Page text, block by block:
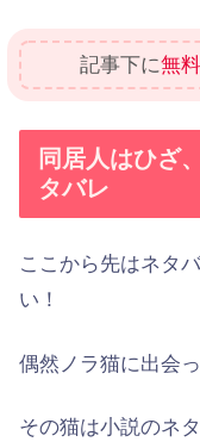
記事下に無料
同居人はひざ
タバレ
ここから先はネタ
い！
偶然ノラ猫に出会っ
その猫は小説のネタ